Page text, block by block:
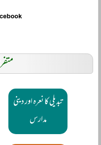
تبدیلی کا نعرہ اور دینی
مدارس